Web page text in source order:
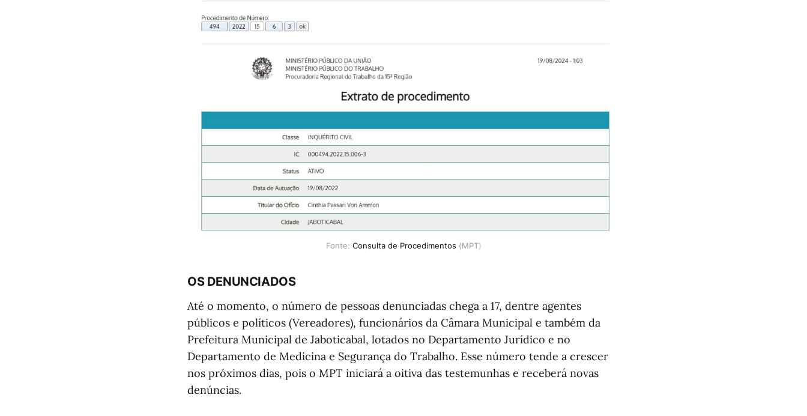
Fonte: Consulta de Procedimentos (MPT)
OS DENUNCIADOS
Até o momento, o número de pessoas denunciadas chega a 17, dentre agentes
públicos e políticos (Vereadores), funcionários da Câmara Municipal e também da
Prefeitura Municipal de Jaboticabal, lotados no Departamento Jurídico e no
Departamento de Medicina e Segurança do Trabalho. Esse número tende a crescer
nos próximos dias, pois o MPT iniciará a oitiva das testemunhas e receberá novas
denúncias.